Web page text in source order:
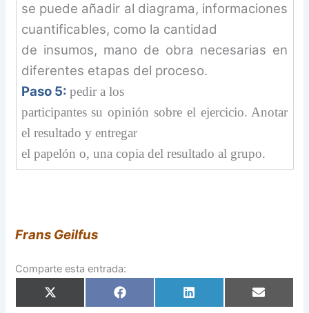
se puede añadir al diagrama, informaciones
cuantificables, como la cantidad
de insumos, mano de obra necesarias en
diferentes etapas del proceso.
Paso 5: pedir a los
participantes su opinión sobre el ejercicio. Anotar
el resultado y entregar
el papelón o, una copia del resultado al grupo.
Frans Geilfus
Comparte esta entrada:
Compartir
en
Compartir
en
Compartir
en
Compartir
en